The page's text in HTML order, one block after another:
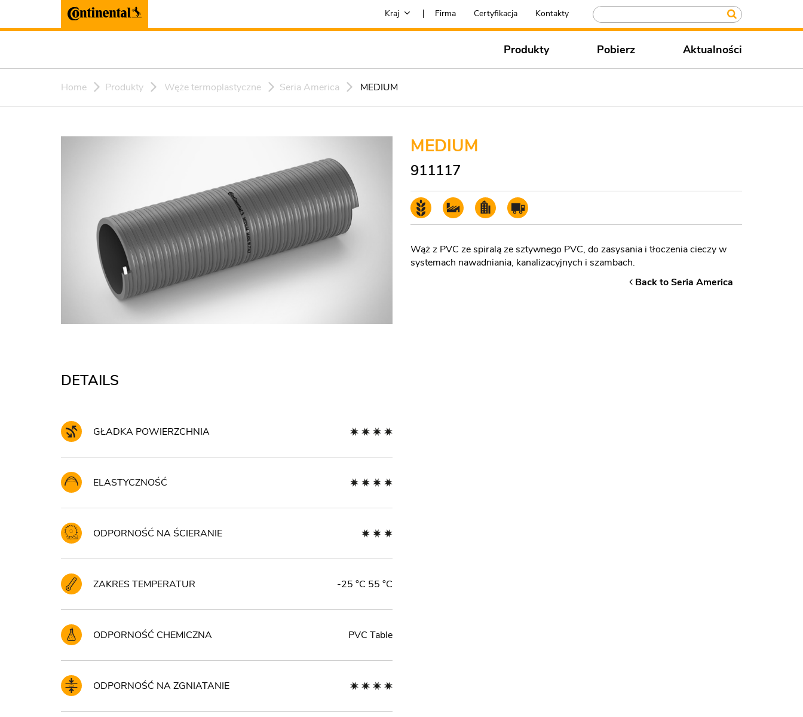
Kraj Firma Certyfikacja Kontakty
Produkty Pobierz Aktualności
Home Produkty Węże termoplastyczne Seria America MEDIUM
MEDIUM
911117
Wąż z PVC ze spiralą ze sztywnego PVC, do zasysania i tłoczenia cieczy w
systemach nawadniania, kanalizacyjnych i szambach.
Back to Seria America
DETAILS
GŁADKA POWIERZCHNIA
ELASTYCZNOŚĆ
ODPORNOŚĆ NA ŚCIERANIE
ZAKRES TEMPERATUR -25 °C 55 °C
ODPORNOŚĆ CHEMICZNA PVC Table
ODPORNOŚĆ NA ZGNIATANIE